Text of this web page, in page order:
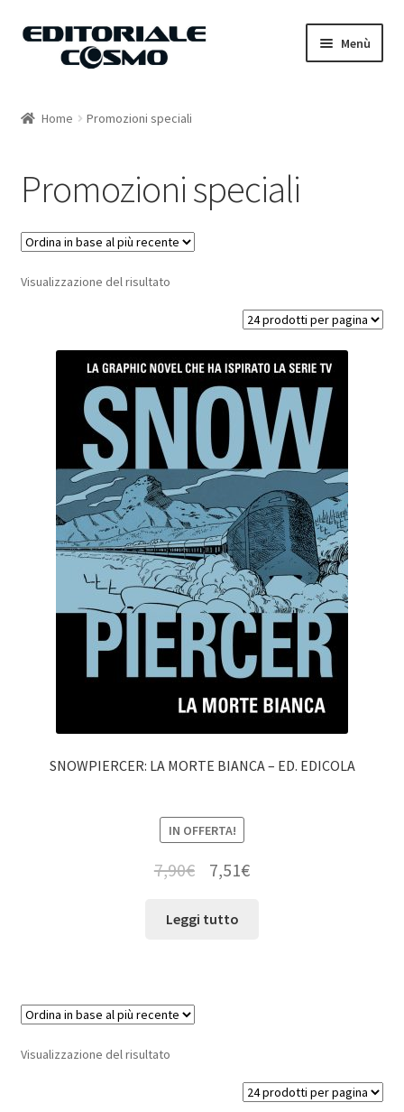
Vai
Vai
Menù
Carrello
Il mio account
Home Promozioni speciali
Promozioni speciali
Visualizzazione del risultato
SNOWPIERCER: LA MORTE BIANCA – ED. EDICOLA
IN OFFERTA!
7,90€ 7,51€
Leggi tutto
Visualizzazione del risultato